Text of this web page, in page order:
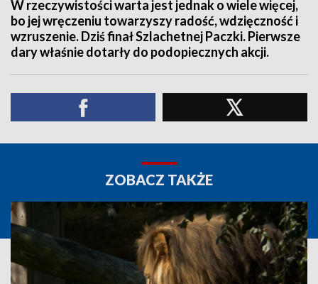
W rzeczywistości warta jest jednak o wiele więcej,
bo jej wręczeniu towarzyszy radość, wdzięczność i
wzruszenie. Dziś finał Szlachetnej Paczki. Pierwsze
dary właśnie dotarły do podopiecznych akcji.
ZOBACZ TAKŻE